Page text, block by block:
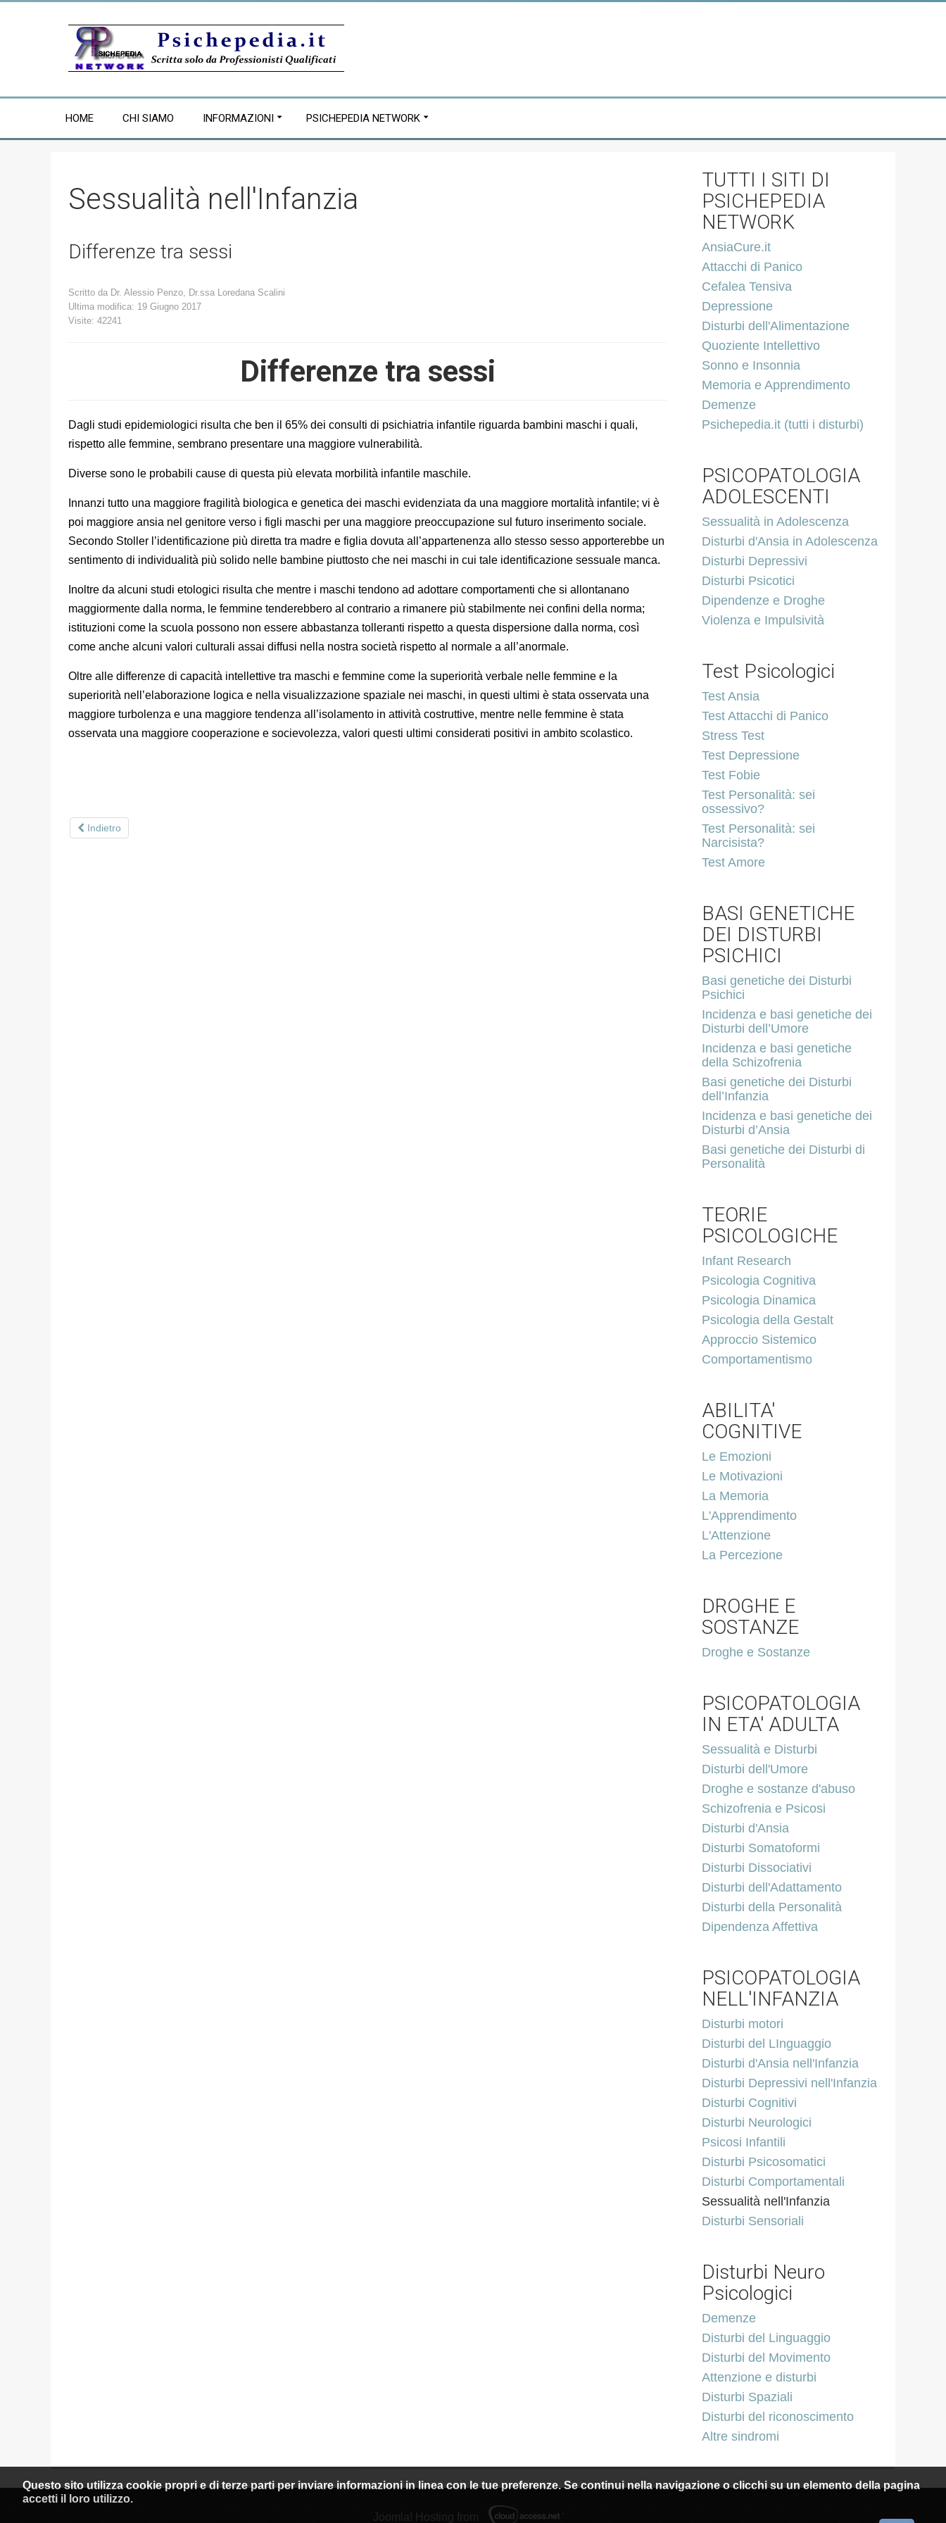
HOME CHI SIAMO INFORMAZIONI PSICHEPEDIA NETWORK
Sessualità nell'Infanzia
Differenze tra sessi
Scritto da Dr. Alessio Penzo, Dr.ssa Loredana Scalini
Ultima modifica: 19 Giugno 2017
Visite: 42241
Differenze tra sessi
Dagli studi epidemiologici risulta che ben il 65% dei consulti di psichiatria infantile riguarda bambini maschi i quali,
rispetto alle femmine, sembrano presentare una maggiore vulnerabilità.
Diverse sono le probabili cause di questa più elevata morbilità infantile maschile.
Innanzi tutto una maggiore fragilità biologica e genetica dei maschi evidenziata da una maggiore mortalità infantile; vi è
poi maggiore ansia nel genitore verso i figli maschi per una maggiore preoccupazione sul futuro inserimento sociale.
Secondo Stoller l’identificazione più diretta tra madre e figlia dovuta all’appartenenza allo stesso sesso apporterebbe un
sentimento di individualità più solido nelle bambine piuttosto che nei maschi in cui tale identificazione sessuale manca.
Inoltre da alcuni studi etologici risulta che mentre i maschi tendono ad adottare comportamenti che si allontanano
maggiormente dalla norma, le femmine tenderebbero al contrario a rimanere più stabilmente nei confini della norma;
istituzioni come la scuola possono non essere abbastanza tolleranti rispetto a questa dispersione dalla norma, così
come anche alcuni valori culturali assai diffusi nella nostra società rispetto al normale a all’anormale.
Oltre alle differenze di capacità intellettive tra maschi e femmine come la superiorità verbale nelle femmine e la
superiorità nell’elaborazione logica e nella visualizzazione spaziale nei maschi, in questi ultimi è stata osservata una
maggiore turbolenza e una maggiore tendenza all’isolamento in attività costruttive, mentre nelle femmine è stata
osservata una maggiore cooperazione e socievolezza, valori questi ultimi considerati positivi in ambito scolastico.
Indietro
TUTTI I SITI DI
PSICHEPEDIA
NETWORK
AnsiaCure.it
Attacchi di Panico
Cefalea Tensiva
Depressione
Disturbi dell'Alimentazione
Quoziente Intellettivo
Sonno e Insonnia
Memoria e Apprendimento
Demenze
Psichepedia.it (tutti i disturbi)
PSICOPATOLOGIA
ADOLESCENTI
Sessualità in Adolescenza
Disturbi d'Ansia in Adolescenza
Disturbi Depressivi
Disturbi Psicotici
Dipendenze e Droghe
Violenza e Impulsività
Test Psicologici
Test Ansia
Test Attacchi di Panico
Stress Test
Test Depressione
Test Fobie
Test Personalità: sei
ossessivo?
Test Personalità: sei
Narcisista?
Test Amore
BASI GENETICHE
DEI DISTURBI
PSICHICI
Basi genetiche dei Disturbi
Psichici
Incidenza e basi genetiche dei
Disturbi dell’Umore
Incidenza e basi genetiche
della Schizofrenia
Basi genetiche dei Disturbi
dell’Infanzia
Incidenza e basi genetiche dei
Disturbi d’Ansia
Basi genetiche dei Disturbi di
Personalità
TEORIE
PSICOLOGICHE
Infant Research
Psicologia Cognitiva
Psicologia Dinamica
Psicologia della Gestalt
Approccio Sistemico
Comportamentismo
ABILITA'
COGNITIVE
Le Emozioni
Le Motivazioni
La Memoria
L'Apprendimento
L'Attenzione
La Percezione
DROGHE E
SOSTANZE
Droghe e Sostanze
PSICOPATOLOGIA
IN ETA' ADULTA
Sessualità e Disturbi
Disturbi dell'Umore
Droghe e sostanze d'abuso
Schizofrenia e Psicosi
Disturbi d'Ansia
Disturbi Somatoformi
Disturbi Dissociativi
Disturbi dell'Adattamento
Disturbi della Personalità
Dipendenza Affettiva
PSICOPATOLOGIA
NELL'INFANZIA
Disturbi motori
Disturbi del LInguaggio
Disturbi d'Ansia nell'Infanzia
Disturbi Depressivi nell'Infanzia
Disturbi Cognitivi
Disturbi Neurologici
Psicosi Infantili
Disturbi Psicosomatici
Disturbi Comportamentali
Sessualità nell'Infanzia
Disturbi Sensoriali
Disturbi Neuro
Psicologici
Demenze
Disturbi del Linguaggio
Disturbi del Movimento
Attenzione e disturbi
Disturbi Spaziali
Disturbi del riconoscimento
Altre sindromi
Joomla! Hosting from
Questo sito utilizza cookie propri e di terze parti per inviare informazioni in linea con le tue preferenze. Se continui nella navigazione o clicchi su un elemento della pagina
accetti il loro utilizzo.